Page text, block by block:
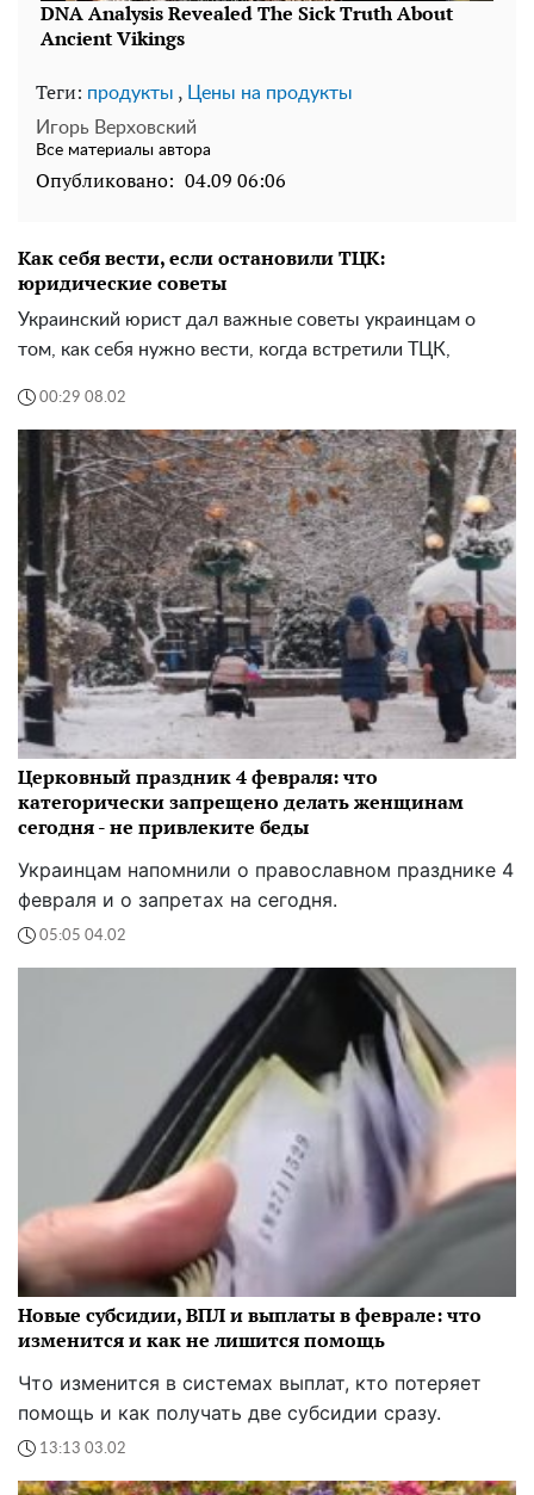
Теги: продукты , Цены на продукты
Игорь Верховский
Все материалы автора
Опубликовано: 04.09 06:06
Как себя вести, если остановили ТЦК:
юридические советы
Украинский юрист дал важные советы украинцам о
том, как себя нужно вести, когда встретили ТЦК,
00:29 08.02
Церковный праздник 4 февраля: что
категорически запрещено делать женщинам
сегодня - не привлеките беды
Украинцам напомнили о православном празднике 4
февраля и о запретах на сегодня.
05:05 04.02
Новые субсидии, ВПЛ и выплаты в феврале: что
изменится и как не лишится помощь
Что изменится в системах выплат, кто потеряет
помощь и как получать две субсидии сразу.
13:13 03.02